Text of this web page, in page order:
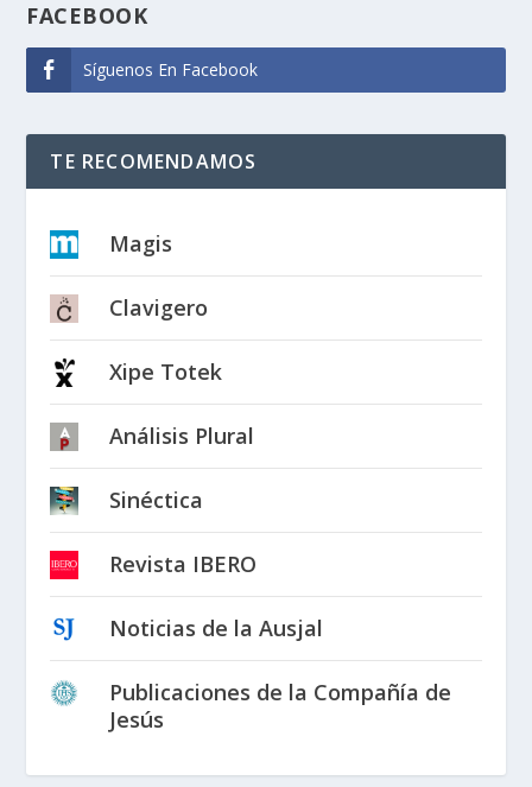
FACEBOOK
Síguenos En Facebook
TE RECOMENDAMOS
Magis
Clavigero
Xipe Totek
Análisis Plural
Sinéctica
Revista IBERO
Noticias de la Ausjal
Publicaciones de la Compañía de
Jesús